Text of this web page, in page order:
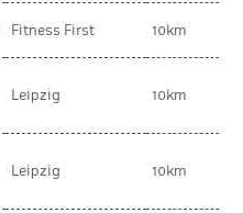
Fitness First 10km
Leipzig 10km
Leipzig 10km